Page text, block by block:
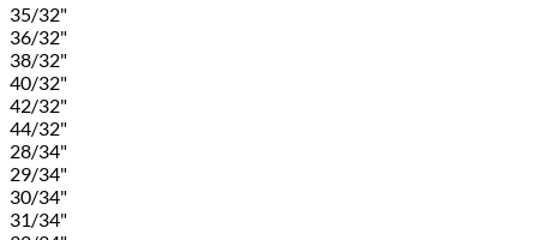
35/32"
36/32"
38/32"
40/32"
42/32"
44/32"
28/34"
29/34"
30/34"
31/34"